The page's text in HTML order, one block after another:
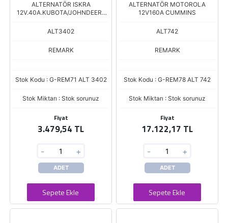
ALTERNATÖR ISKRA
12V.40A.KUBOTA/JOHNDEERE
ALT3402
REMARK
Stok Kodu : G-REM71 ALT 3402
Stok Miktarı : Stok sorunuz
Fiyat
3.479,54 TL
- +
ADET
Sepete Ekle
ALTERNATÖR MOTOROLA
12V160A CUMMINS
ALT742
REMARK
Stok Kodu : G-REM78 ALT 742
Stok Miktarı : Stok sorunuz
Fiyat
17.122,17 TL
- +
ADET
Sepete Ekle